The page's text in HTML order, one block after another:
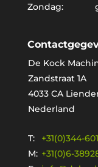
Zondag:
De Kock
Zandstraat 1A
4033 CA
Nederland
T:
+31(0)344-
M: +31(0)6-